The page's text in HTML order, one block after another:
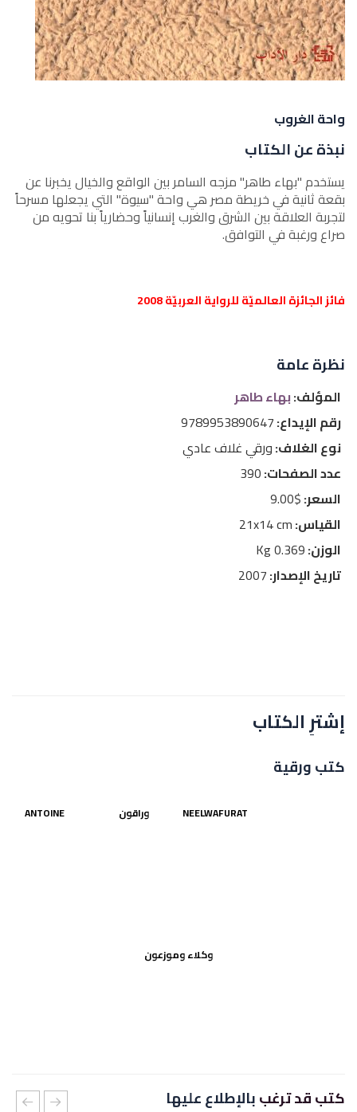
واحة الغروب
نبذة عن الكتاب
يستخدم "بهاء طاهر" مزجه السامر بين الواقع والخيال يخبرنا عن
بقعة ثانية في خريطة مصر هي واحة "سيوة" التي يجعلها مسرحاً
لتجربة العلاقة بين الشرق والغرب إنسانياً وحضارياً بنا تحويه من
صراع ورغبة في التوافق.
فائز الجائزة العالميّة للرواية العربيّة 2008
نظرة عامة
المؤلف:بهاء طاهر
رقم الإيداع:9789953890647
نوع الغلاف:ورقي غلاف عادي
عدد الصفحات:390
السعر:$9.00
القياس:21x14 cm
الوزن:0.369 Kg
تاريخ الإصدار:2007
إشترِ الكتاب
كتب ورقية
NEELWAFURAT وراقون ANTOINE
وكلاء وموزعون
كتب قد ترغببالإطلاع عليها